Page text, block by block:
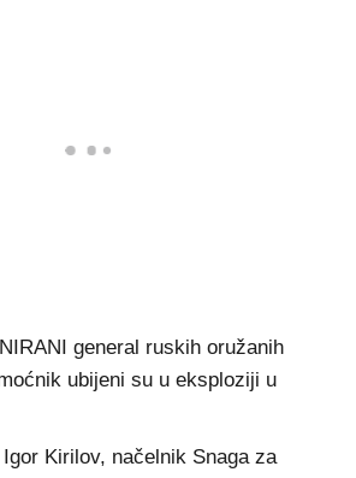
general ruskih oružanih
ubijeni su u eksploziji u
Kirilov, načelnik Snaga za